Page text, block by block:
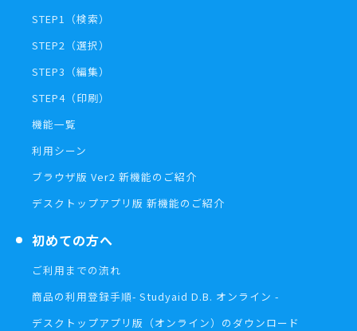
STEP1（検索）
STEP2（選択）
STEP3（編集）
STEP4（印刷）
機能一覧
利用シーン
ブラウザ版 Ver2 新機能のご紹介
デスクトップアプリ版 新機能のご紹介
初めての方へ
ご利用までの流れ
商品の利用登録手順- Studyaid D.B. オンライン -
デスクトップアプリ版（オンライン）の ダウンロード